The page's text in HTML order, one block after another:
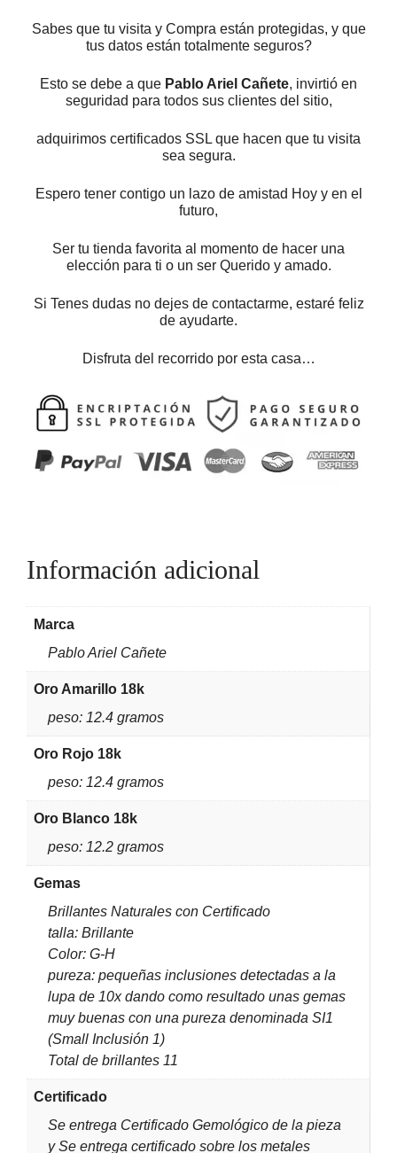
Sabes que tu visita y Compra están protegidas, y que
tus datos están totalmente seguros?
Esto se debe a que Pablo Ariel Cañete, invirtió en
seguridad para todos sus clientes del sitio,
adquirimos certificados SSL que hacen que tu visita
sea segura.
Espero tener contigo un lazo de amistad Hoy y en el
futuro,
Ser tu tienda favorita al momento de hacer una
elección para ti o un ser Querido y amado.
Si Tenes dudas no dejes de contactarme, estaré feliz
de ayudarte.
Disfruta del recorrido por esta casa…
Información adicional
Marca
Pablo Ariel Cañete
Oro Amarillo 18k
peso: 12.4 gramos
Oro Rojo 18k
peso: 12.4 gramos
Oro Blanco 18k
peso: 12.2 gramos
Gemas
Brillantes Naturales con Certificado
talla: Brillante
Color: G-H
pureza: pequeñas inclusiones detectadas a la
lupa de 10x dando como resultado unas gemas
muy buenas con una pureza denominada SI1
(Small Inclusión 1)
Total de brillantes 11
Certificado
Se entrega Certificado Gemológico de la pieza
y Se entrega certificado sobre los metales